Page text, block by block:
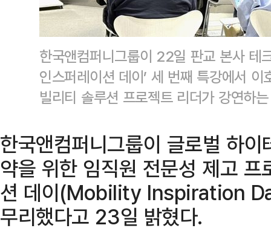
한국앤컴퍼니그룹이 22일 판교 본사 테
인스퍼레이션 데이’ 세 번째 특강에서
빌리티 솔루션 프로젝트 리더가 강연하
한국앤컴퍼니그룹이 글로벌 하
약을 위한 임직원 전문성 제고 프
션 데이(Mobility Inspiration
무리했다고 23일 밝혔다.